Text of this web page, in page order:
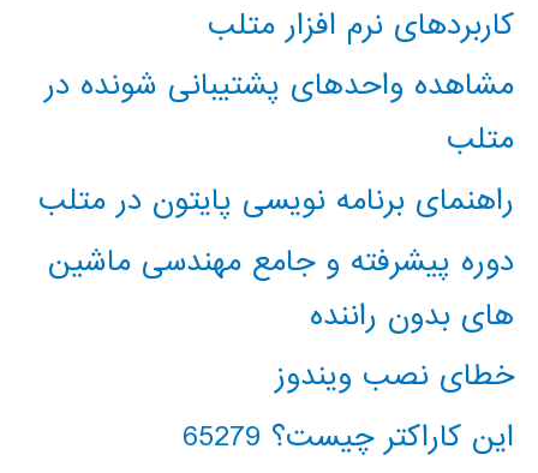
کاربردهای نرم افزار متلب
مشاهده واحدهای پشتیبانی شونده در
متلب
راهنمای برنامه نویسی پایتون در متلب
دوره پیشرفته و جامع مهندسی ماشین
های بدون راننده
خطای نصب ویندوز
این کاراکتر چیست؟ 65279